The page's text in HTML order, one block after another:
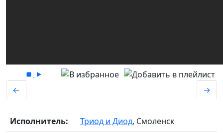
← →
Исполнитель: Триод и Диод, Смоленск